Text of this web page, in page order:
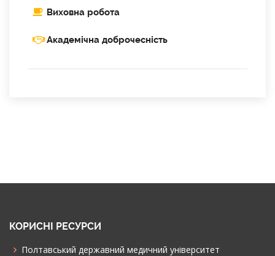
Виховна робота
Академічна доброчесність
КОРИСНІ РЕСУРСИ
Полтавський державний медичний університет